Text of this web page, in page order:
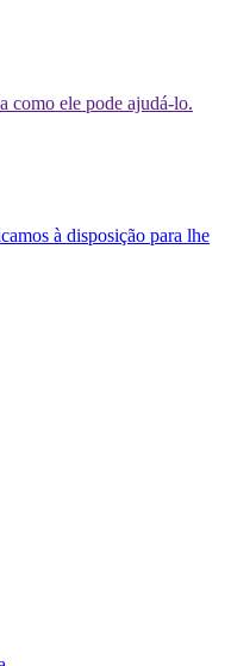
como ele pode ajudá-lo.
à disposição para lhe